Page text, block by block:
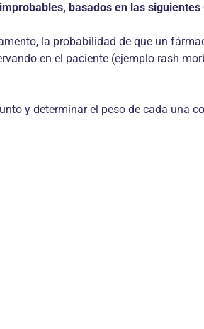
basados en las siguientes
la probabilidad de que un
en el paciente (ejemplo rash
y determinar el peso de cada una